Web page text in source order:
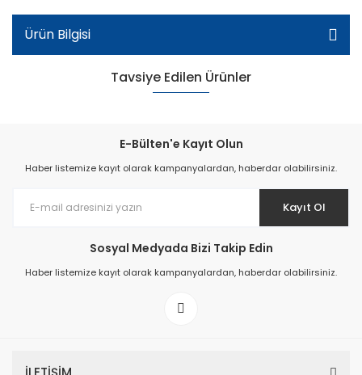
Ürün Bilgisi
Tavsiye Edilen Ürünler
Kız Patik Sandalet - Yeşil/Pembe/Beyaz
E-Bülten'e Kayıt Olun
Haber listemize kayıt olarak kampanyalardan, haberdar olabilirsiniz.
Kayıt Ol
Sosyal Medyada Bizi Takip Edin
Haber listemize kayıt olarak kampanyalardan, haberdar olabilirsiniz.